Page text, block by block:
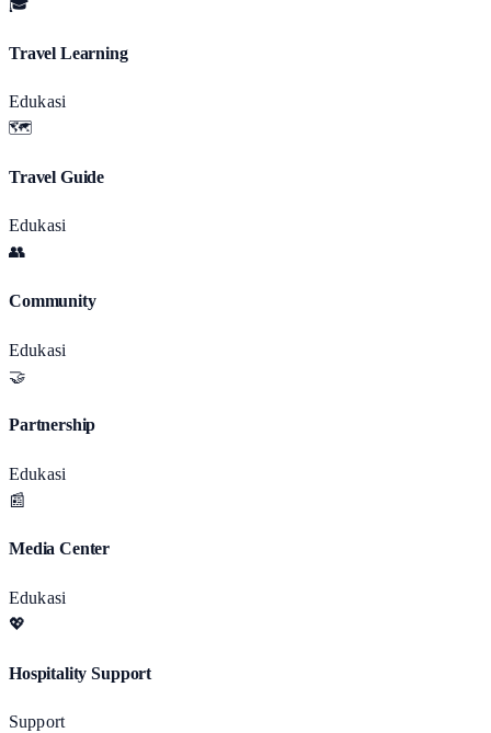
🎓
Travel Learning
Edukasi
🗺️
Travel Guide
Edukasi
👥
Community
Edukasi
🤝
Partnership
Edukasi
📰
Media Center
Edukasi
💖
Hospitality Support
Support